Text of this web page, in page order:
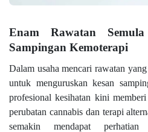
Enam Rawatan
Sampingan Kemoterapi
Dalam usaha mencari rawatan
untuk menguruskan kesan
profesional kesihatan kini
perubatan cannabis dan terapi
semakin mendapat